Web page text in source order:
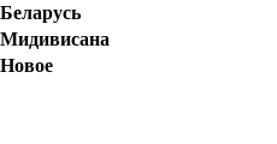
Беларусь
Мидивисана
Новое